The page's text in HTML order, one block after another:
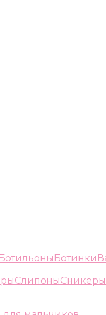
Ботильоны Ботинки
СлипоныСникеры